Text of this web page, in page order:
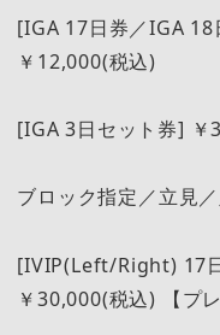
[IGA 17日券／IGA
￥12,000(税込)
[IGA 3日セット券] ￥
ブロック指定／立見
[IVIP(Left/Right) 17
￥30,000(税込) 【プ